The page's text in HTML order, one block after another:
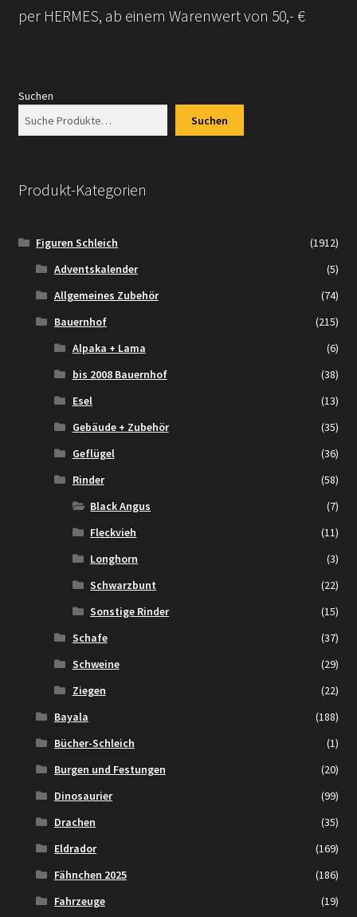
per HERMES, ab einem Warenwert von 50,- €
Suchen
Suchen
Produkt-Kategorien
Figuren Schleich
(1912)
Adventskalender
(5)
Allgemeines Zubehör
(74)
Bauernhof
(215)
Alpaka + Lama
(6)
bis 2008 Bauernhof
(38)
Esel
(13)
Gebäude + Zubehör
(35)
Geflügel
(36)
Rinder
(58)
Black Angus
(7)
Fleckvieh
(11)
Longhorn
(3)
Schwarzbunt
(22)
Sonstige Rinder
(15)
Schafe
(37)
Schweine
(29)
Ziegen
(22)
Bayala
(188)
Bücher-Schleich
(1)
Burgen und Festungen
(20)
Dinosaurier
(99)
Drachen
(35)
Eldrador
(169)
Fähnchen 2025
(186)
Fahrzeuge
(19)